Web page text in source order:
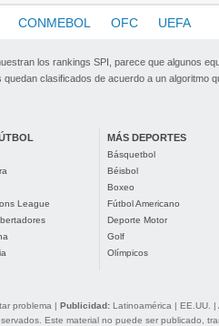
CONMEBOL OFC UEFA
los rankings SPI, parece que algunos
clasificados de acuerdo a un algoritmo
League
MÁS DEPORTES
Básquetbol
Béisbol
Boxeo
Fútbol Americano
Deporte Motor
Golf
Olímpicos
problema | Publicidad: Latinoamérica | EE.UU. |
Este material no puede ser publicado,